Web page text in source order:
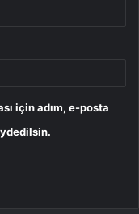
için adım, e-posta